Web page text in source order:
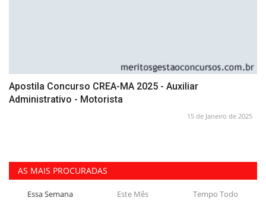
Apostila Concurso CREA-MA 2025 - Auxiliar
Administrativo - Motorista
15 de Janeiro de 2025
AS MAIS PROCURADAS
Essa Semana Este Mês Tempo Todo